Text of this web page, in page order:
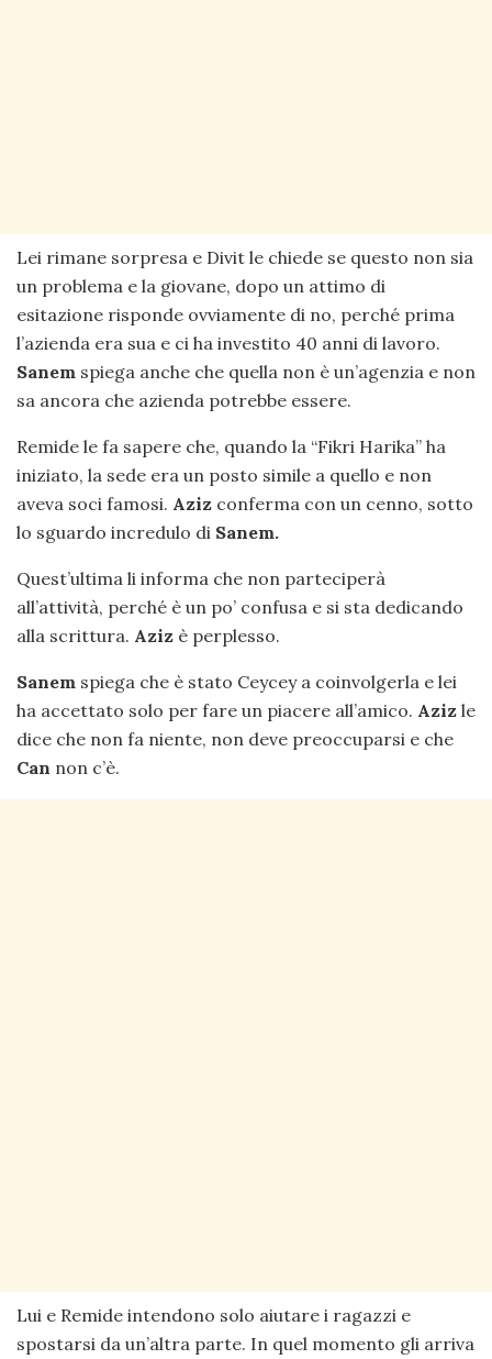
Lei rimane sorpresa e Divit le chiede se questo non sia
un problema e la giovane, dopo un attimo di
esitazione risponde ovviamente di no, perché prima
l’azienda era sua e ci ha investito 40 anni di lavoro.
Sanem spiega anche che quella non è un’agenzia e non
sa ancora che azienda potrebbe essere.
Remide le fa sapere che, quando la “Fikri Harika” ha
iniziato, la sede era un posto simile a quello e non
aveva soci famosi. Aziz conferma con un cenno, sotto
lo sguardo incredulo di Sanem.
Quest’ultima li informa che non parteciperà
all’attività, perché è un po’ confusa e si sta dedicando
alla scrittura. Aziz è perplesso.
Sanem spiega che è stato Ceycey a coinvolgerla e lei
ha accettato solo per fare un piacere all’amico. Aziz le
dice che non fa niente, non deve preoccuparsi e che
Can non c’è.
Lui e Remide intendono solo aiutare i ragazzi e
spostarsi da un’altra parte. In quel momento gli arriva